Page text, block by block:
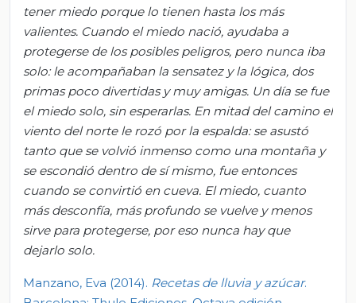
tener miedo porque lo tienen hasta los más
valientes. Cuando el miedo nació, ayudaba a
protegerse de los posibles peligros, pero nunca iba
solo: le acompañaban la sensatez y la lógica, dos
primas poco divertidas y muy amigas. Un día se fue
el miedo solo, sin esperarlas. En mitad del camino el
viento del norte le rozó por la espalda: se asustó
tanto que se volvió inmenso como una montaña y
se escondió dentro de sí mismo, fue entonces
cuando se convirtió en cueva. El miedo, cuanto
más desconfía, más profundo se vuelve y menos
sirve para protegerse, por eso nunca hay que
dejarlo solo.
Manzano, Eva (2014). Recetas de lluvia y azúcar.